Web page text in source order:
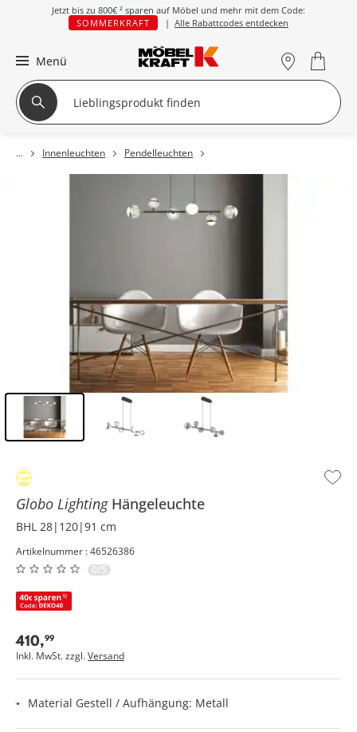
Jetzt bis zu 800€ ² sparen auf Möbel und mehr mit dem Code:
SOMMERKRAFT
| Alle Rabattcodes entdecken
Menü
Innenleuchten Pendelleuchten
Globo Lighting Hängeleuchte
BHL 28|120|91 cm
Artikelnummer : 46526386
0/5
410,99
Inkl. MwSt. zzgl.Versand
Material Gestell / Aufhängung: Metall